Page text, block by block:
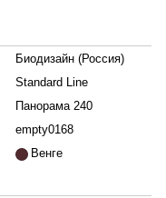
Биодизайн (Россия)
Standard Line
Панорама 240
empty0168
Венге